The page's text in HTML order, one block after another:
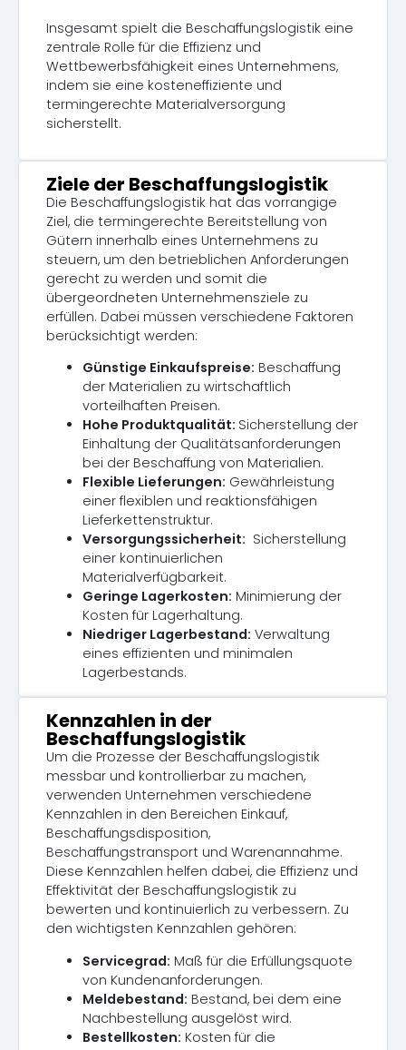
Insgesamt spielt die Beschaffungslogistik eine
zentrale Rolle für die Effizienz und
Wettbewerbsfähigkeit eines Unternehmens,
indem sie eine kosteneffiziente und
termingerechte Materialversorgung
sicherstellt.
Ziele der Beschaffungslogistik
Die Beschaffungslogistik hat das vorrangige
Ziel, die termingerechte Bereitstellung von
Gütern innerhalb eines Unternehmens zu
steuern, um den betrieblichen Anforderungen
gerecht zu werden und somit die
übergeordneten Unternehmensziele zu
erfüllen. Dabei müssen verschiedene Faktoren
berücksichtigt werden:
Günstige Einkaufspreise: Beschaffung
der Materialien zu wirtschaftlich
vorteilhaften Preisen.
Hohe Produktqualität: Sicherstellung der
Einhaltung der Qualitätsanforderungen
bei der Beschaffung von Materialien.
Flexible Lieferungen: Gewährleistung
einer flexiblen und reaktionsfähigen
Lieferkettenstruktur.
Versorgungssicherheit: Sicherstellung
einer kontinuierlichen
Materialverfügbarkeit.
Geringe Lagerkosten: Minimierung der
Kosten für Lagerhaltung.
Niedriger Lagerbestand: Verwaltung
eines effizienten und minimalen
Lagerbestands.
Kennzahlen in der
Beschaffungslogistik
Um die Prozesse der Beschaffungslogistik
messbar und kontrollierbar zu machen,
verwenden Unternehmen verschiedene
Kennzahlen in den Bereichen Einkauf,
Beschaffungsdisposition,
Beschaffungstransport und Warenannahme.
Diese Kennzahlen helfen dabei, die Effizienz und
Effektivität der Beschaffungslogistik zu
bewerten und kontinuierlich zu verbessern. Zu
den wichtigsten Kennzahlen gehören:
Servicegrad: Maß für die Erfüllungsquote
von Kundenanforderungen.
Meldebestand: Bestand, bei dem eine
Nachbestellung ausgelöst wird.
Bestellkosten: Kosten für die